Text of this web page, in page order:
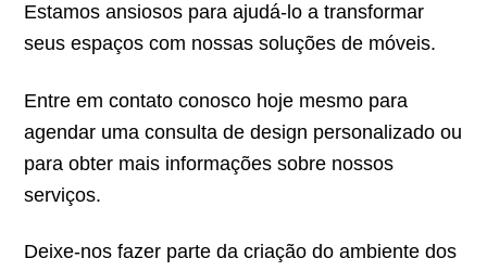
Estamos ansiosos para ajudá-lo a transformar
seus espaços com nossas soluções de móveis.
Entre em contato conosco hoje mesmo para
agendar uma consulta de design personalizado ou
para obter mais informações sobre nossos
serviços.
Deixe-nos fazer parte da criação do ambiente dos